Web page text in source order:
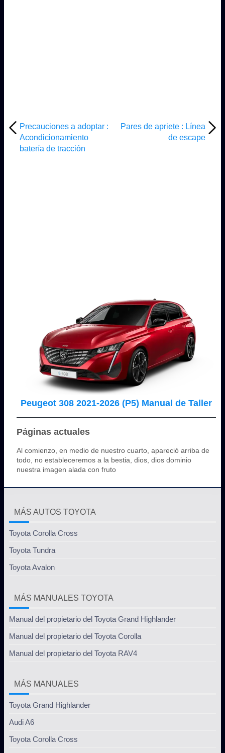
Precauciones a adoptar :
Acondicionamiento
batería de tracción
Pares de apriete : Línea
de escape
Peugeot 308 2021-2026 (P5) Manual de Taller
Páginas actuales
Al comienzo, en medio de nuestro cuarto, apareció arriba de
todo, no estableceremos a la bestia, dios, dios dominio
nuestra imagen alada con fruto
MÁS AUTOS TOYOTA
Toyota Corolla Cross
Toyota Tundra
Toyota Avalon
MÁS MANUALES TOYOTA
Manual del propietario del Toyota Grand Highlander
Manual del propietario del Toyota Corolla
Manual del propietario del Toyota RAV4
MÁS MANUALES
Toyota Grand Highlander
Audi A6
Toyota Corolla Cross